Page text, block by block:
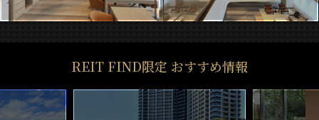
REIT FIND限定 おすすめ情報